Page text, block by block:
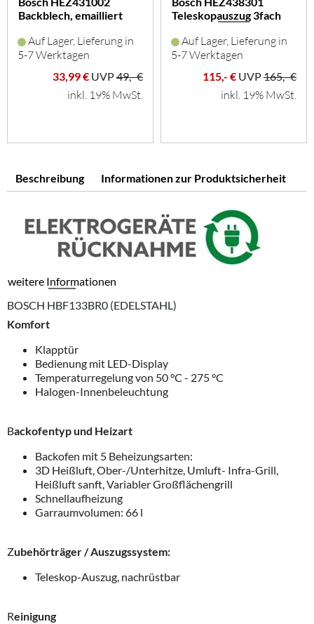
Backblech, emailliert
Auf Lager, Lieferung in
5-7 Werktagen
33,99 € UVP49,- €
inkl. 19% MwSt.
Teleskopauszug 3fach
Auf Lager, Lieferung in
5-7 Werktagen
115,- € UVP165,- €
inkl. 19% MwSt.
Beschreibung Informationen zur Produktsicherheit
weitere Informationen
BOSCH HBF133BR0 (EDELSTAHL)
Komfort
Klapptür
Bedienung mit LED-Display
Temperaturregelung von 50 °C - 275 °C
Halogen-Innenbeleuchtung
Backofentyp und Heizart
Backofen mit 5 Beheizungsarten:
3D Heißluft, Ober-/Unterhitze, Umluft- Infra-Grill,
Heißluft sanft, Variabler Großflächengrill
Schnellaufheizung
Garraumvolumen: 66 l
Zubehörträger / Auszugssystem:
Teleskop-Auszug, nachrüstbar
Reinigung